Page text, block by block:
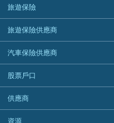
緊急貸款比較
最佳小額貸款比較
易批必批貸款
24小時貸款
最佳循環貸款
HSBC 滙豐銀行貸款
K Cash 貸款
Mox 銀行
National Resources 中潤物業按揭
OCBC 華僑銀行
PrimeCredit 安信信貸
Promise 邦民日本財務
最佳貸款app
韓國遊信用卡攻略
台灣遊信用卡攻略
機場貴賓室信用卡
銀聯信用卡
高獎賞信用卡推薦
酒店信用卡
信銀國際
大新銀行
恒生銀行
Standard Chartered渣打銀行
東亞銀行
SIM
SOGO感謝祭
HKTVmall優惠碼
交稅優惠
酒店優惠碼
機票優惠碼
旅遊保險
汽車保險
家居保險
家傭保險
寵物保險
定期人壽保險
危疾保險
年金資訊
旅遊保險
日本旅遊保險及資訊
泰國旅遊保險及資訊
台灣旅遊保險及資訊
韓國旅遊保險及資訊
歐洲旅遊保險及資訊
越南旅遊保險及資訊
澳洲旅遊保險及資訊
旅遊保險供應商
AXA 安盛
AIG 美亞
Allianz 安聯
Allied World 世聯
Avo
汽車保險供應商
大新汽車保險
中銀汽車保險
Allianz安聯汽車保險
bolttech保障汽車保險
股票戶口
富途證券
IB盈透證券
供應商
富途牛牛好唔好？
資源